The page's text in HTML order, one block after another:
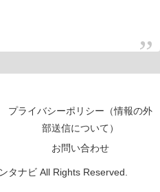
プライバシーポリシー（情報の外
部送信について）
お問い合わせ
タナビ All Rights Reserved.